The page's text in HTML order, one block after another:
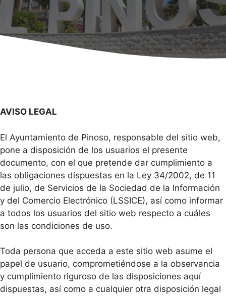
AVISO LEGAL
El Ayuntamiento de Pinoso, responsable del sitio web,
pone a disposición de los usuarios el presente
documento, con el que pretende dar cumplimiento a
las obligaciones dispuestas en la Ley 34/2002, de 11
de julio, de Servicios de la Sociedad de la Información
y del Comercio Electrónico (LSSICE), así como informar
a todos los usuarios del sitio web respecto a cuáles
son las condiciones de uso.
Toda persona que acceda a este sitio web asume el
papel de usuario, comprometiéndose a la observancia
y cumplimiento riguroso de las disposiciones aquí
dispuestas, así como a cualquier otra disposición legal